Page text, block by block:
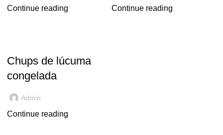
Continue reading Continue reading
Chups de lúcuma
congelada
Admin
Continue reading